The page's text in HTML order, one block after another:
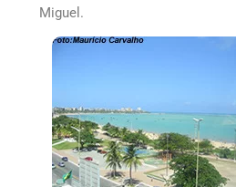
Miguel.